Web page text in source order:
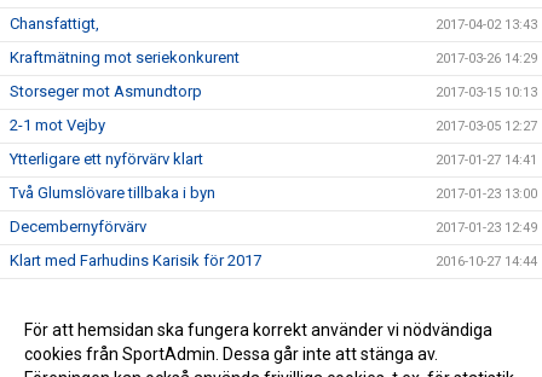
Chansfattigt, 2017-04-02 13:43
Kraftmätning mot seriekonkurent 2017-03-26 14:29
Storseger mot Asmundtorp 2017-03-15 10:13
2-1 mot Vejby 2017-03-05 12:27
Ytterligare ett nyförvärv klart 2017-01-27 14:41
Två Glumslövare tillbaka i byn 2017-01-23 13:00
Decembernyförvärv 2017-01-23 12:49
Klart med Farhudins Karisik för 2017 2016-10-27 14:44
STORSEGER FÖR HERR A 2016-08-28 20:51
BRA START PÅ HÖSTEN FÖR HERR A 2016-08-28 20:49
För att hemsidan ska fungera korrekt använder vi nödvändiga
cookies från SportAdmin. Dessa går inte att stänga av.